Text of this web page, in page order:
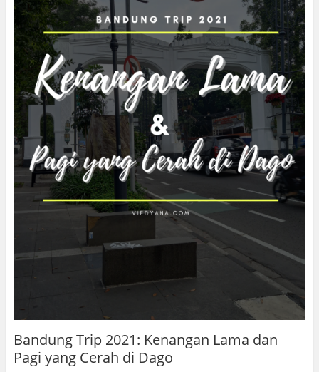
Bandung Trip 2021: Kenangan Lama dan
Pagi yang Cerah di Dago